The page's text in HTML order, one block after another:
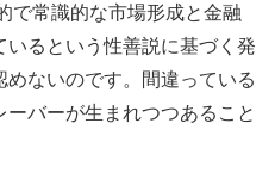
で常識的な市場形成と金融
るという性善説に基づく発
ないのです。間違っている
バーが生まれつつあること